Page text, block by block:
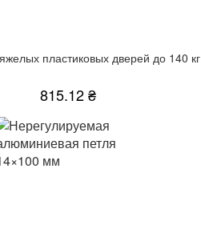
пластиковых дверей до 140 кг
815.12 ₴